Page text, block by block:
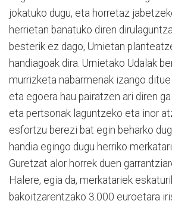
jokatuko dugu, eta horretaz
herrietan banatuko diren
besterik ez dago, Urnietan
handiagoak dira. Urnietako Udalak
murrizketa nabarmenak izango
eta egoera hau pairatzen ari diren
eta pertsonak laguntzeko eta inor
esfortzu berezi bat egin beharko
handia egingo dugu herriko
Guretzat alor horrek duen
Halere, egia da, merkatariek
bakoitzarentzako 3.000 euroetara